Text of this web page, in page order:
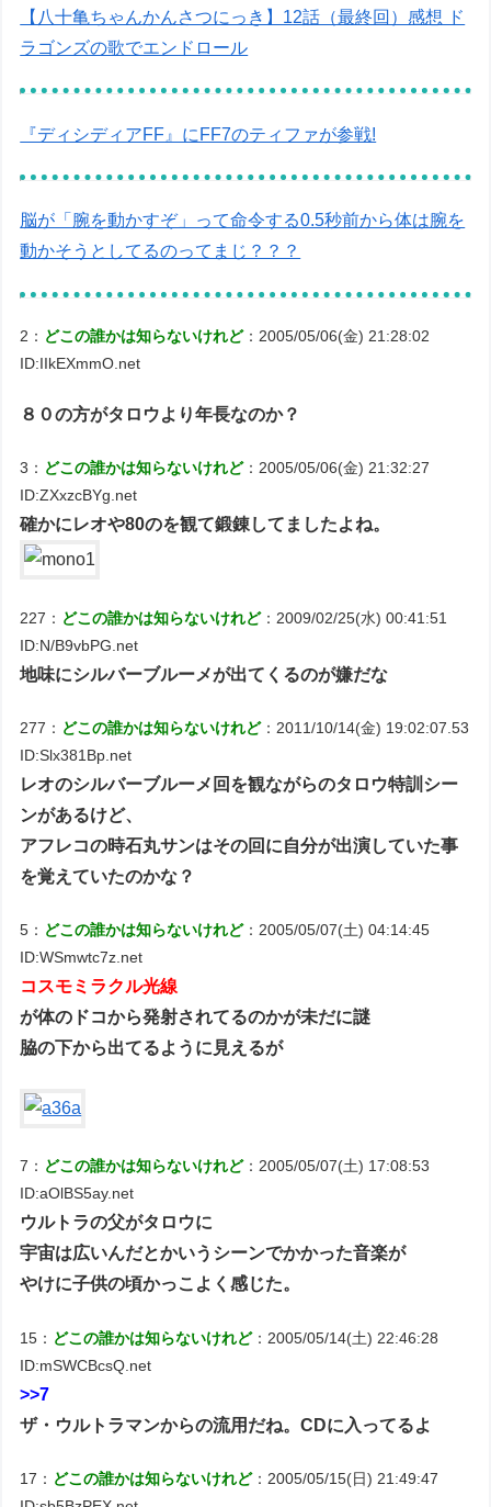
【八十亀ちゃんかんさつにっき】12話（最終回）感想 ド
ラゴンズの歌でエンドロール
『ディシディアFF』にFF7のティファが参戦!
脳が「腕を動かすぞ」って命令する0.5秒前から体は腕を
動かそうとしてるのってまじ？？？
2： どこの誰かは知らないけれど：2005/05/06(金) 21:28:02
ID:IIkEXmmO.net
８０の方がタロウより年長なのか？
3： どこの誰かは知らないけれど：2005/05/06(金) 21:32:27
ID:ZXxzcBYg.net
確かにレオや80のを観て鍛錬してましたよね。
227： どこの誰かは知らないけれど：2009/02/25(水) 00:41:51
ID:N/B9vbPG.net
地味にシルバーブルーメが出てくるのが嫌だな
277： どこの誰かは知らないけれど：2011/10/14(金) 19:02:07.53
ID:Slx381Bp.net
レオのシルバーブルーメ回を観ながらのタロウ特訓シー
ンがあるけど、
アフレコの時石丸サンはその回に自分が出演していた事
を覚えていたのかな？
5： どこの誰かは知らないけれど：2005/05/07(土) 04:14:45
ID:WSmwtc7z.net
コスモミラクル光線
が体のドコから発射されてるのかが未だに謎
脇の下から出てるように見えるが
7： どこの誰かは知らないけれど：2005/05/07(土) 17:08:53
ID:aOlBS5ay.net
ウルトラの父がタロウに
宇宙は広いんだとかいうシーンでかかった音楽が
やけに子供の頃かっこよく感じた。
15： どこの誰かは知らないけれど：2005/05/14(土) 22:46:28
ID:mSWCBcsQ.net
>>7
ザ・ウルトラマンからの流用だね。CDに入ってるよ
17： どこの誰かは知らないけれど：2005/05/15(日) 21:49:47